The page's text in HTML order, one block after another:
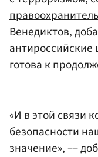
Венедиктов,
готова к
«И в этой связи
безопасности
значение», ––